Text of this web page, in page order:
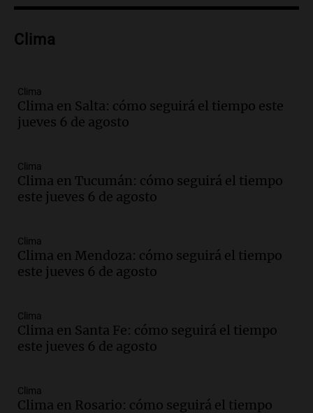
tributo todos los jueves
Episodios
La Cadena del Gol
Episodios
mano es muy peligroso”
La Argentina, hoy
Episodios
sobre los parques educativos
Amamos Argentina
traerá más lluvias y eventos extremos
durante la primavera
Audio.
Córdoba sigue trabajando para
Clima
Clima
Clima en Salta: cómo seguirá el tiempo este
jueves 6 de agosto
Clima
Clima en Tucumán: cómo seguirá el tiempo
este jueves 6 de agosto
Clima
Clima en Mendoza: cómo seguirá el tiempo
este jueves 6 de agosto
Clima
Clima en Santa Fe: cómo seguirá el tiempo
este jueves 6 de agosto
Clima
Clima en Rosario: cómo seguirá el tiempo